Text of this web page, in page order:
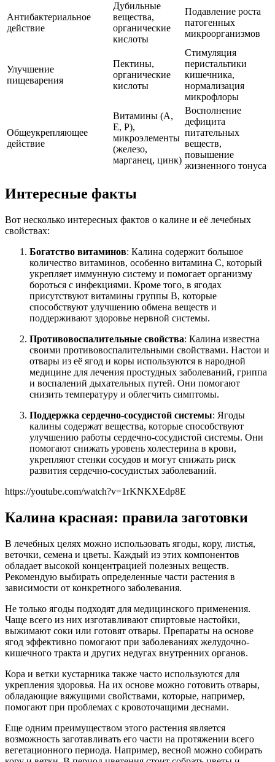
Антибактериальное
действие
Дубильные
вещества,
органические
кислоты
Подавление роста
патогенных
микроорганизмов
Улучшение
пищеварения
Пектины,
органические
кислоты
Стимуляция
перистальтики
кишечника,
нормализация
микрофлоры
Общеукрепляющее
действие
Витамины (А,
Е, Р),
микроэлементы
(железо,
марганец, цинк)
Восполнение
дефицита
питательных
веществ,
повышение
жизненного тонуса
Интересные факты
Вот несколько интересных фактов о калине и её лечебных
свойствах:
Богатство витаминов: Калина содержит большое
количество витаминов, особенно витамина C, который
укрепляет иммунную систему и помогает организму
бороться с инфекциями. Кроме того, в ягодах
присутствуют витамины группы B, которые
способствуют улучшению обмена веществ и
поддерживают здоровье нервной системы.
Противовоспалительные свойства: Калина известна
своими противовоспалительными свойствами. Настои и
отвары из её ягод и коры используются в народной
медицине для лечения простудных заболеваний, гриппа
и воспалений дыхательных путей. Они помогают
снизить температуру и облегчить симптомы.
Поддержка сердечно-сосудистой системы: Ягоды
калины содержат вещества, которые способствуют
улучшению работы сердечно-сосудистой системы. Они
помогают снижать уровень холестерина в крови,
укрепляют стенки сосудов и могут снижать риск
развития сердечно-сосудистых заболеваний.
https://youtube.com/watch?v=1rKNKXEdp8E
Калина красная: правила заготовки
В лечебных целях можно использовать ягоды, кору, листья,
веточки, семена и цветы. Каждый из этих компонентов
обладает высокой концентрацией полезных веществ.
Рекомендую выбирать определенные части растения в
зависимости от конкретного заболевания.
Не только ягоды подходят для медицинского применения.
Чаще всего из них изготавливают спиртовые настойки,
выжимают соки или готовят отвары. Препараты на основе
ягод эффективно помогают при заболеваниях желудочно-
кишечного тракта и других недугах внутренних органов.
Кора и ветки кустарника также часто используются для
укрепления здоровья. На их основе можно готовить отвары,
обладающие вяжущими свойствами, которые, например,
помогают при проблемах с кровоточащими деснами.
Еще одним преимуществом этого растения является
возможность заготавливать его части на протяжении всего
вегетационного периода. Например, весной можно собирать